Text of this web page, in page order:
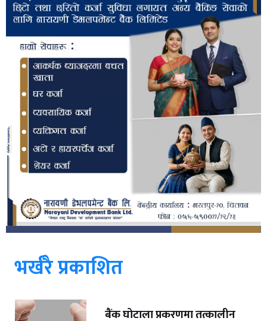
भर्खरै प्रकाशित
बैंक घोटाला प्रकरणमा तत्कालीन